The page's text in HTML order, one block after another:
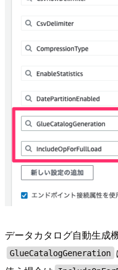
データカタログ自動生成
GlueCatalogGeneration